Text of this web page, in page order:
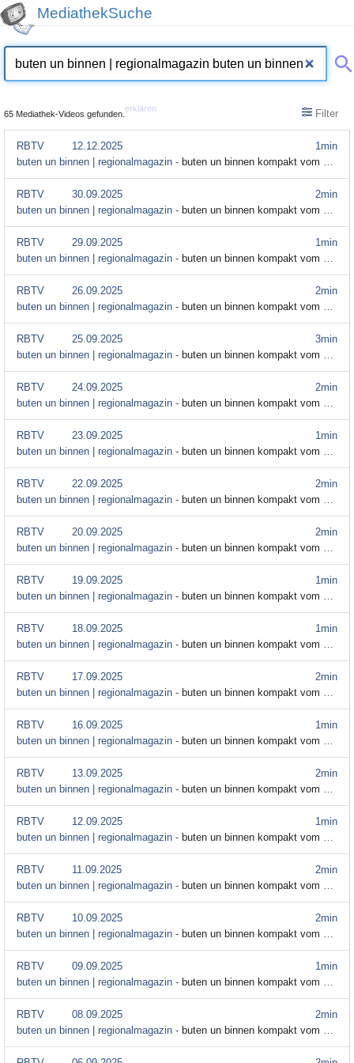
MediathekSuche
65 Mediathek-Videos gefunden.
erklären Filter
1min
RBTV
12.12.2025
buten un binnen | regionalmagazin - buten un binnen kompakt vom 12. September
2min
RBTV
30.09.2025
buten un binnen | regionalmagazin - buten un binnen kompakt vom 30. September
1min
RBTV
29.09.2025
buten un binnen | regionalmagazin - buten un binnen kompakt vom 29. September 2025
2min
RBTV
26.09.2025
buten un binnen | regionalmagazin - buten un binnen kompakt vom 26. September 2025
3min
RBTV
25.09.2025
buten un binnen | regionalmagazin - buten un binnen kompakt vom 25. September
2min
RBTV
24.09.2025
buten un binnen | regionalmagazin - buten un binnen kompakt vom 24. September
1min
RBTV
23.09.2025
buten un binnen | regionalmagazin - buten un binnen kompakt vom 23. September
2min
RBTV
22.09.2025
buten un binnen | regionalmagazin - buten un binnen kompakt vom 22. September
2min
RBTV
20.09.2025
buten un binnen | regionalmagazin - buten un binnen kompakt vom 20. September
1min
RBTV
19.09.2025
buten un binnen | regionalmagazin - buten un binnen kompakt vom 19. September
1min
RBTV
18.09.2025
buten un binnen | regionalmagazin - buten un binnen kompakt vom 18. September 2025
2min
RBTV
17.09.2025
buten un binnen | regionalmagazin - buten un binnen kompakt vom 17. September
1min
RBTV
16.09.2025
buten un binnen | regionalmagazin - buten un binnen kompakt vom 16. September 2025
2min
RBTV
13.09.2025
buten un binnen | regionalmagazin - buten un binnen kompakt vom 13. September 2025
1min
RBTV
12.09.2025
buten un binnen | regionalmagazin - buten un binnen kompakt vom 12. September 2025
2min
RBTV
11.09.2025
buten un binnen | regionalmagazin - buten un binnen kompakt vom 11. September
2min
RBTV
10.09.2025
buten un binnen | regionalmagazin - buten un binnen kompakt vom 10. September
1min
RBTV
09.09.2025
buten un binnen | regionalmagazin - buten un binnen kompakt vom 09. September 2025
2min
RBTV
08.09.2025
buten un binnen | regionalmagazin - buten un binnen kompakt vom 8. September